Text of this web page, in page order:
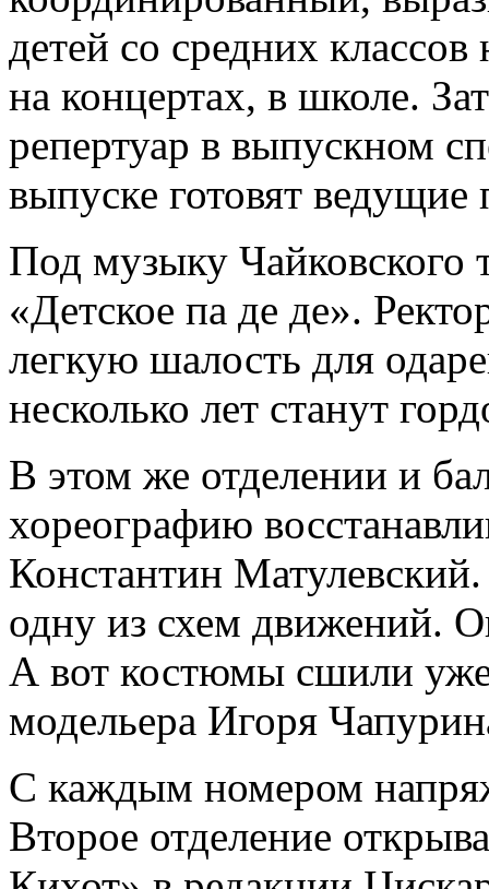
детей со средних
на концертах, в школе.
репертуар в выпускном
выпуске готовят ведущие
Под музыку
«Детское па де де».
легкую шалость для
несколько лет станут
В этом же отделении и
хореографию
Константин
одну из схем движений.
А вот костюмы сшили уже
модельера Игоря
С каждым номером
Второе отделение